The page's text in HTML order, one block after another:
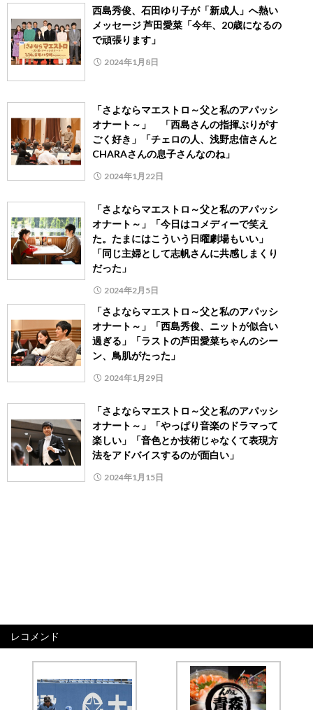
西島秀俊、石田ゆり子が「新成人」へ熱い
メッセージ 芦田愛菜「今年、20歳になるの
で頑張ります」
2024年1月8日
「さよならマエストロ～父と私のアパッシ
オナート～」 「西島さんの指揮ぶりがす
ごく好き」「チェロの人、浅野忠信さんと
CHARAさんの息子さんなのね」
2024年1月22日
「さよならマエストロ～父と私のアパッシ
オナート～」「今日はコメディーで笑え
た。たまにはこういう日曜劇場もいい」
「同じ主婦として志帆さんに共感しまくり
だった」
2024年2月5日
「さよならマエストロ～父と私のアパッシ
オナート～」「西島秀俊、ニットが似合い
過ぎる」「ラストの芦田愛菜ちゃんのシー
ン、鳥肌がたった」
2024年1月29日
「さよならマエストロ～父と私のアパッシ
オナート～」「やっぱり音楽のドラマって
楽しい」「音色とか技術じゃなくて表現方
法をアドバイスするのが面白い」
2024年1月15日
レコメンド